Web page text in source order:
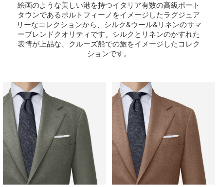
絵画のような美しい港を持つイタリア有数の高級ポート
タウンであるポルトフィーノをイメージしたラグジュア
リーなコレクションから、シルク&ウール&リネンのサマ
ーブレンドクオリティです。シルクとリネンのかすれた
表情が上品な、クルーズ船での旅をイメージしたコレク
ションです。